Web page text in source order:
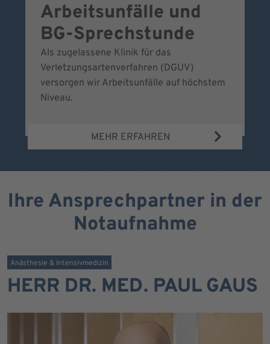
Arbeitsunfälle und
BG-Sprechstunde
Als zugelassene Klinik für das
Verletzungsartenverfahren (DGUV)
versorgen wir Arbeitsunfälle auf höchstem
Niveau.
MEHR ERFAHREN
Ihre Ansprechpartner in der
Notaufnahme
Anästhesie & Intensivmedizin
HERR DR. MED. PAUL GAUS